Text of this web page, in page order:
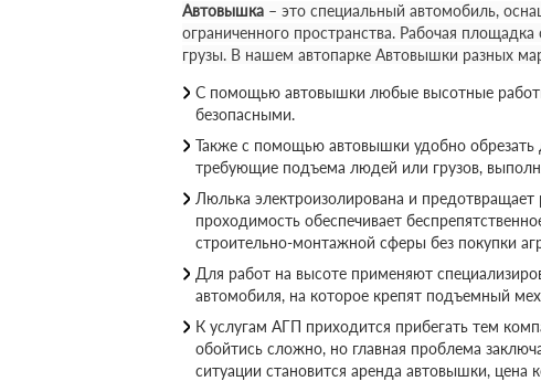
Автовышка – это специальный автомобиль,
ограниченного пространства. Рабочая
грузы. В нашем автопарке Автовышки
С помощью автовышки любые высотные
безопасными.
Также с помощью автовышки удобно
требующие подъема людей или грузов,
Люлька электроизолирована и предотвращает
проходимость обеспечивает
строительно-монтажной сферы без покупки
Для работ на высоте применяют
автомобиля, на которое крепят подъемный
К услугам АГП приходится прибегать тем
обойтись сложно, но главная проблема
ситуации становится аренда автовышки, цена